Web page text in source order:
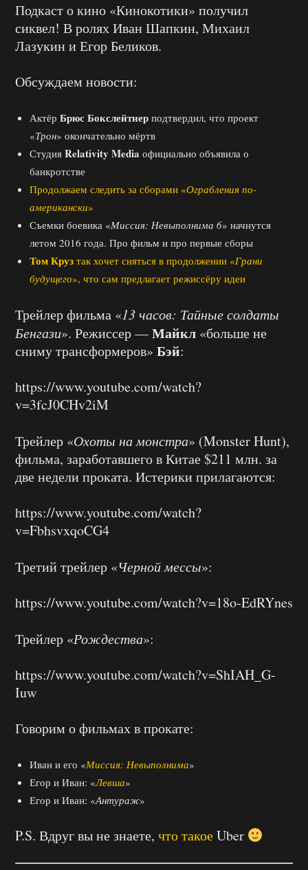
Подкаст о кино «Кинокотики» получил
сиквел! В ролях Иван Шапкин, Михаил
Лазукин и Егор Беликов.
Обсуждаем новости:
Актёр Брюс Бокслейтнер подтвердил, что проект
«Трон» окончательно мёртв
Студия Relativity Media официально объявила о
банкротстве
Продолжаем следить за сборами «Ограбления по-
американски»
Съемки боевика «Миссия: Невыполнима 6» начнутся
летом 2016 года. Про фильм и про первые сборы
Том Круз так хочет сняться в продолжении «Грани
будущего», что сам предлагает режиссёру идеи
Трейлер фильма «13 часов: Тайные солдаты
Бенгази». Режиссер —Майкл «больше не
сниму трансформеров» Бэй:
https://www.youtube.com/watch?
v=3fcJ0CHv2iM
Трейлер «Охоты на монстра» (Monster Hunt),
фильма, заработавшего в Китае $211 млн. за
две недели проката. Истерики прилагаются:
https://www.youtube.com/watch?
v=FbhsvxqoCG4
Третий трейлер «Черной мессы»:
https://www.youtube.com/watch?v=18o-EdRYnes
Трейлер «Рождества»:
https://www.youtube.com/watch?v=ShIAH_G-
Iuw
Говорим о фильмах в прокате:
Иван и его «Миссия: Невыполнима»
Егор и Иван: «Левша»
Егор и Иван: «Антураж»
P.S. Вдруг вы не знаете, чтотакоеUber